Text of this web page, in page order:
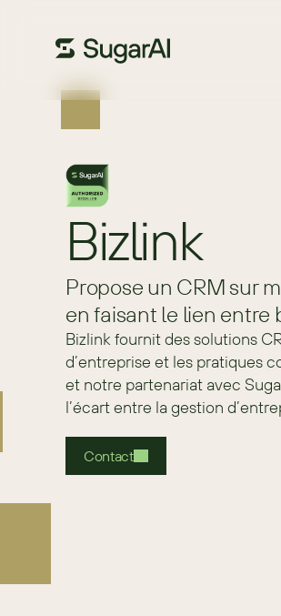
Bizlink
Propose un CRM sur
en faisant le lien entre
Bizlink fournit des solutions
d’entreprise et les pratiques
et notre partenariat avec
l’écart entre la gestion
Contact